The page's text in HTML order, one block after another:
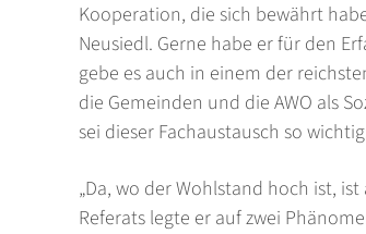
Kooperation, die sich bewährt
Neusiedl. Gerne habe er für den
gebe es auch in einem der
die Gemeinden und die AWO als
sei dieser Fachaustausch so
„Da, wo der Wohlstand hoch ist,
Referats legte er auf zwei